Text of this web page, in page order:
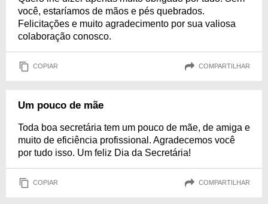
você, estaríamos de mãos e pés quebrados.
Felicitações e muito agradecimento por sua valiosa
colaboração conosco.
COPIAR COMPARTILHAR
Um pouco de mãe
Toda boa secretária tem um pouco de mãe, de amiga e
muito de eficiência profissional. Agradecemos você
por tudo isso. Um feliz Dia da Secretária!
COPIAR COMPARTILHAR